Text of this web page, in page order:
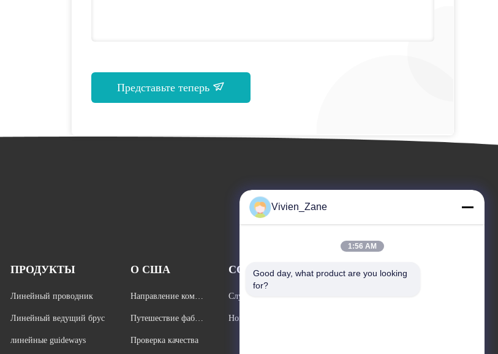
Представьте теперь
ПРОДУКТЫ
Линейный проводник
Линейный ведущий брус
линейные guideways
О США
Направление компа
Путешествие фабри
Проверка качества
СОБЫТИЯ
Случаи
Новости
Спросите цитату
Vivien_Zane
1:56 AM
Good day, what product are you looking
for?